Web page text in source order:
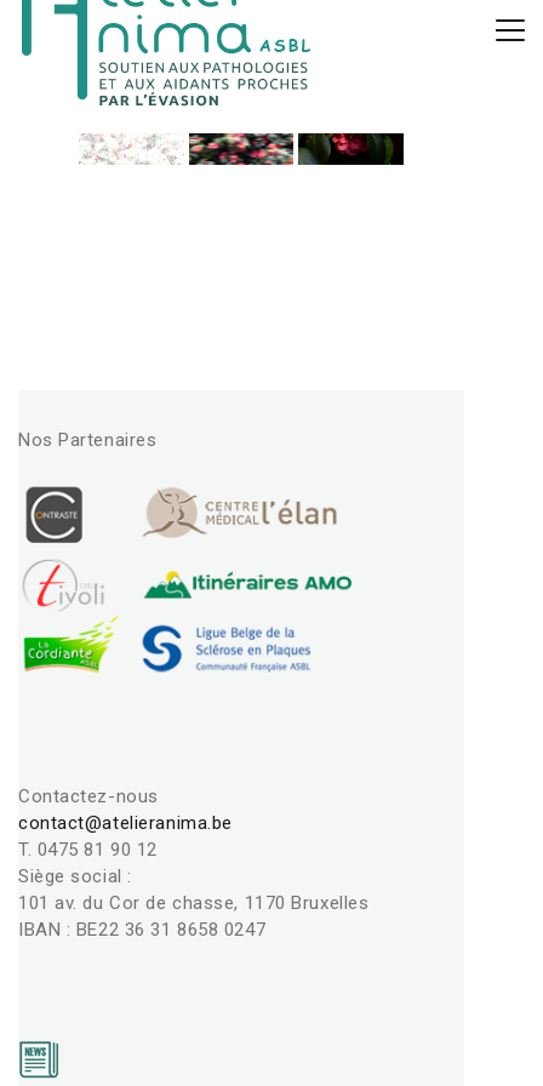
Nos Partenaires
Contactez-nous
contact@atelieranima.be
T. 0475 81 90 12
Siège social :
101 av. du Cor de chasse, 1170 Bruxelles
IBAN : BE22 36 31 8658 0247